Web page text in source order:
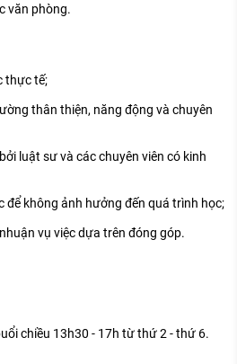
văn phòng.
thực tế;
thân thiện, năng động và chuyên
luật sư và các chuyên viên có kinh
để không ảnh hưởng đến quá trình học;
vụ việc dựa trên đóng góp.
chiều 13h30 - 17h từ thứ 2 - thứ 6.